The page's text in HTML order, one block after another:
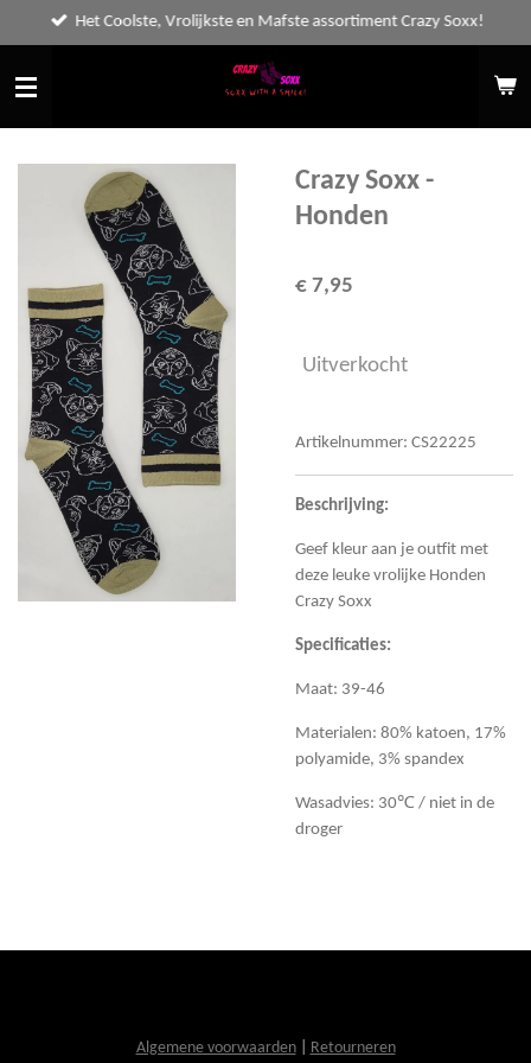
direct
naar
de
hoofdinhoud
Het Coolste, Vrolijkste en Mafste assortiment Crazy Soxx!
Crazy Soxx -
Honden
€ 7,95
Uitverkocht
Artikelnummer: CS22225
Beschrijving:
Geef kleur aan je outfit met
deze leuke vrolijke Honden
Crazy Soxx
Specificaties:
Maat: 39-46
Materialen: 80% katoen, 17%
polyamide, 3% spandex
Wasadvies: 30℃ / niet in de
droger
Algemene voorwaarden| Retourneren